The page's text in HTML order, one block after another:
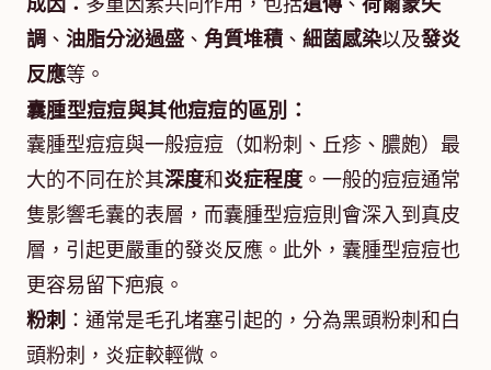
調 、 油脂分泌過盛 、 角質堆積、 細菌感染以及發炎
反應等。
囊腫型痘痘與其他痘痘的區別：
囊腫型痘痘與一般痘痘（如粉刺、丘疹、膿皰）最
大的不同在於其深度和炎症程度 。一般的痘痘通常
隻影響毛囊的表層，而囊腫型痘痘則會深入到真皮
層，引起更嚴重的發炎反應。此外，囊腫型痘痘也
更容易留下疤痕。
粉刺 ：通常是毛孔堵塞引起的，分為黑頭粉刺和白
頭粉刺，炎症較輕微。